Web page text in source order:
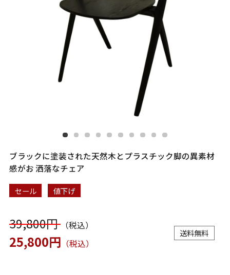
ブラックに塗装された天然木とプラスチック脚の異素材
感がお 洒落なチェア
セール 値下げ
39,800円（税込）
25,800円 （税込）
送料無料